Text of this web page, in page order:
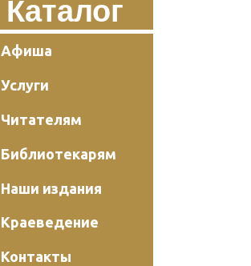
Каталог
Афиша
Услуги
Читателям
Библиотекарям
Наши издания
Краеведение
Контакты